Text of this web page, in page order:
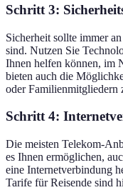
Schritt 3:
Sicherheit sollte immer
sind. Nutzen Sie
Ihnen helfen können, im
bieten auch die
oder Familienmitgliedern
Schritt 4:
Die meisten Telekom-
es Ihnen ermöglichen,
eine Internetverbindung
Tarife für Reisende sind